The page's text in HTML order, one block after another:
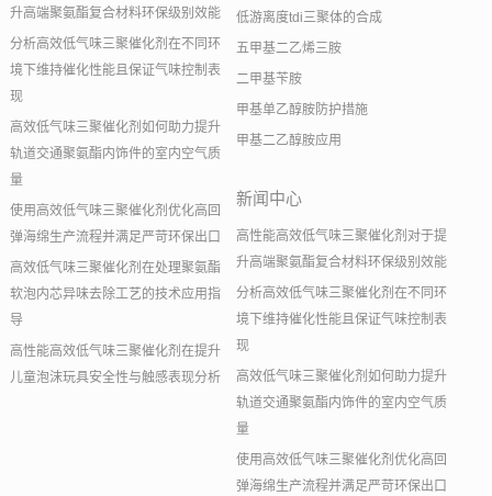
升高端聚氨酯复合材料环保级别效能
分析高效低气味三聚催化剂在不同环
境下维持催化性能且保证气味控制表
现
高效低气味三聚催化剂如何助力提升
轨道交通聚氨酯内饰件的室内空气质
量
使用高效低气味三聚催化剂优化高回
弹海绵生产流程并满足严苛环保出口
高效低气味三聚催化剂在处理聚氨酯
软泡内芯异味去除工艺的技术应用指
导
高性能高效低气味三聚催化剂在提升
儿童泡沫玩具安全性与触感表现分析
低游离度tdi三聚体的合成
五甲基二乙烯三胺
二甲基苄胺
甲基单乙醇胺防护措施
甲基二乙醇胺应用
新闻中心
高性能高效低气味三聚催化剂对于提
升高端聚氨酯复合材料环保级别效能
分析高效低气味三聚催化剂在不同环
境下维持催化性能且保证气味控制表
现
高效低气味三聚催化剂如何助力提升
轨道交通聚氨酯内饰件的室内空气质
量
使用高效低气味三聚催化剂优化高回
弹海绵生产流程并满足严苛环保出口